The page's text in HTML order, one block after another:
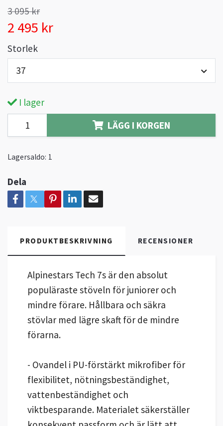
3 095 kr
2 495 kr
Storlek
37
I lager
LÄGG I KORGEN
Lagersaldo: 1
Dela
PRODUKTBESKRIVNING RECENSIONER
Alpinestars Tech 7s är den absolut
populäraste stöveln för juniorer och
mindre förare. Hållbara och säkra
stövlar med lägre skaft för de mindre
förarna.
- Ovandel i PU-förstärkt mikrofiber för
flexibilitet, nötningsbeständighet,
vattenbeständighet och
viktbesparande. Materialet säkerställer